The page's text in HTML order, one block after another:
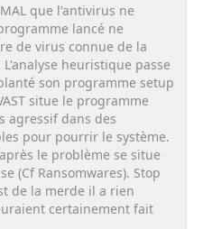
que l'antivirus ne
lancé ne
de virus connue de la
L'analyse heuristique passe
son programme setup
situe le programme
agressif dans des
pour pourrir le système.
le problème se situe
(Cf Ransomwares). Stop
de la merde il a rien
certainement fait